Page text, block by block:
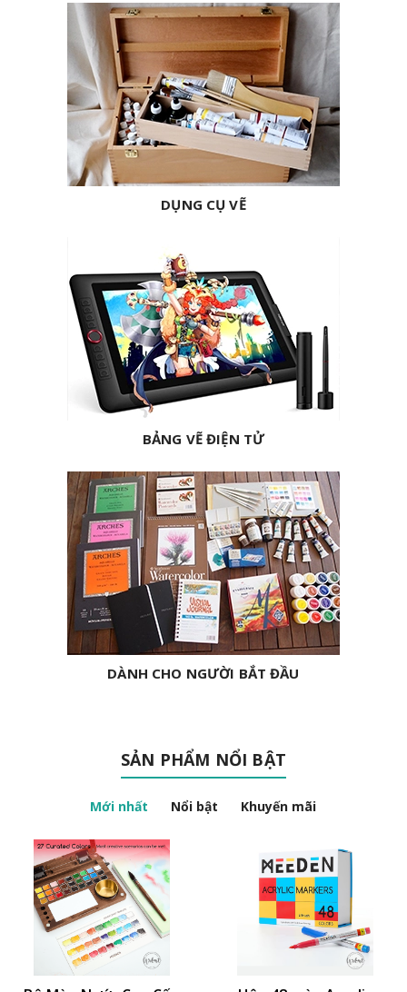
DỤNG CỤ VẼ
BẢNG VẼ ĐIỆN TỬ
DÀNH CHO NGƯỜI BẮT ĐẦU
SẢN PHẨM NỔI BẬT
Mới nhất Nổi bật Khuyến mãi